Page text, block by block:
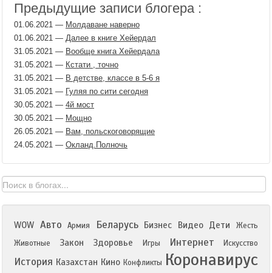
Предыдущие записи блогера :
01.06.2021 — Молдаване наверно
01.06.2021 — Далее в книге Хейердал
31.05.2021 — Вообще книга Хейердала
31.05.2021 — Кстати , точно
31.05.2021 — В детстве, классе в 5-6 я
31.05.2021 — Гуляя по сити сегодня
30.05.2021 — 4й мост
30.05.2021 — Мощно
26.05.2021 — Вам, польскоговoрящие
24.05.2021 — Окланд.Полночь
WOW Авто Армия Беларусь Бизнес Видео Дети
Жесть
Животные
Закон Здоровье Игры Интернет Искусство
История Казахстан Кино Конфликты Коронавирус